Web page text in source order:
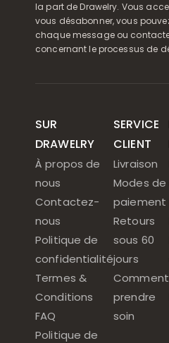
la part de Drawelry. Vous
vous désabonner, vous
chaque message ou
concernant le processus de
SUR
DRAWELRY
À propos de
nous
Contactez-
nous
Politique de
confidentialité
Termes &
Conditions
FAQ
Politique de
SERVICE
CLIENT
Livraison
Modes de
paiement
Retours
sous 60
jours
Comment
prendre
soin